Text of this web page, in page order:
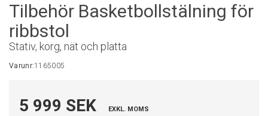
Tilbehör Basketbollstälning för
ribbstol
Stativ, korg, nät och platta
Varunr:1165005
5 999 SEK EXKL. MOMS